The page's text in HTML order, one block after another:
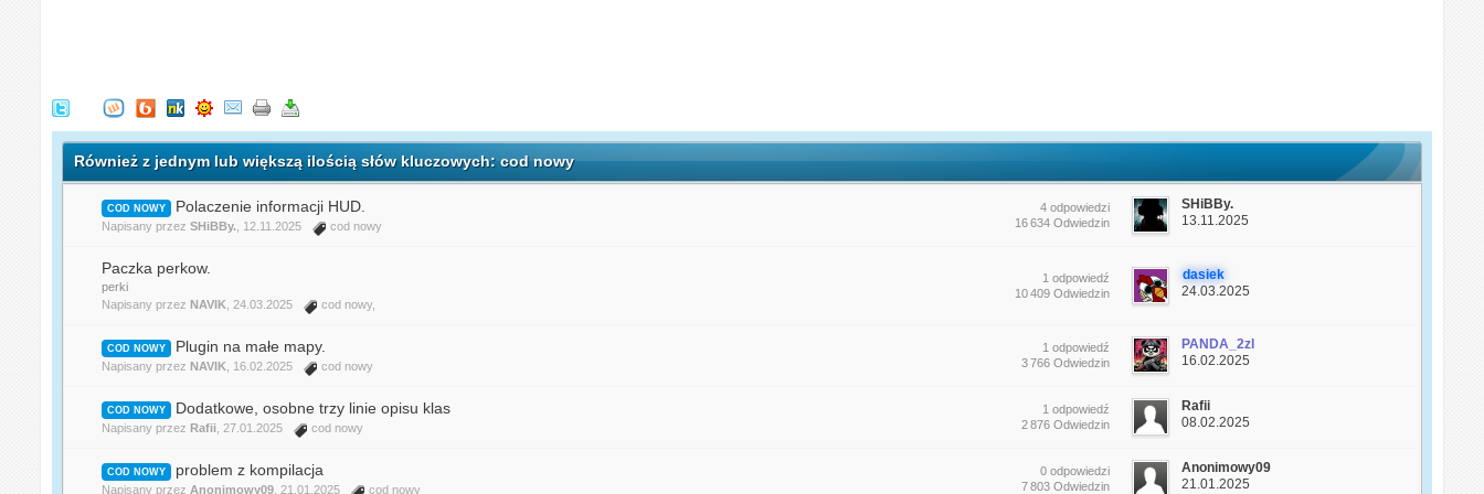
Również z jednym lub większą ilością słów kluczowych: cod nowy
COD NOWY Polaczenie informacji HUD.
Napisany przezSHiBBy., 12.11.2025 cod nowy
4 odpowiedzi
16 634 Odwiedzin
SHiBBy.
13.11.2025
Paczka perkow.
perki
Napisany przez NAVIK, 24.03.2025 cod nowy,
1 odpowiedź
10 409 Odwiedzin
dasiek
24.03.2025
COD NOWY Plugin na małe mapy.
Napisany przez NAVIK, 16.02.2025 cod nowy
1 odpowiedź
3 766 Odwiedzin
PANDA_2zl
16.02.2025
COD NOWY Dodatkowe, osobne trzy linie opisu klas
Napisany przez Rafii, 27.01.2025 cod nowy
1 odpowiedź
2 876 Odwiedzin
Rafii
08.02.2025
COD NOWY problem z kompilacja
Napisany przezAnonimowy09, 21.01.2025 cod nowy
0 odpowiedzi
7 803 Odwiedzin
Anonimowy09
21.01.2025